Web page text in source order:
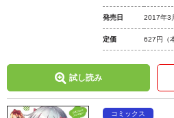
発売日 2017年3
定価 627円 （
試し読み
コミックス